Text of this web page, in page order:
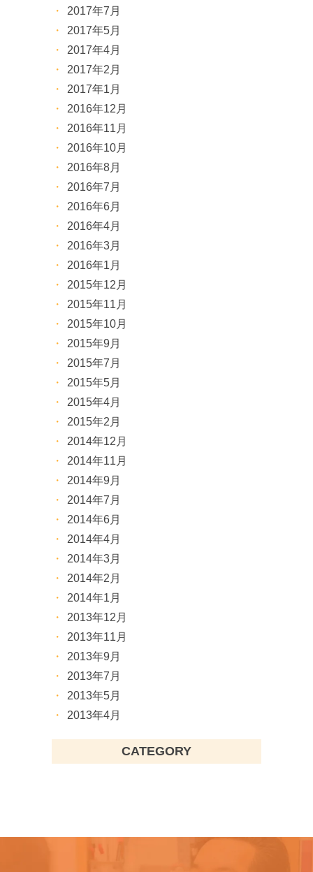
2017年7月
2017年5月
2017年4月
2017年2月
2017年1月
2016年12月
2016年11月
2016年10月
2016年8月
2016年7月
2016年6月
2016年4月
2016年3月
2016年1月
2015年12月
2015年11月
2015年10月
2015年9月
2015年7月
2015年5月
2015年4月
2015年2月
2014年12月
2014年11月
2014年9月
2014年7月
2014年6月
2014年4月
2014年3月
2014年2月
2014年1月
2013年12月
2013年11月
2013年9月
2013年7月
2013年5月
2013年4月
CATEGORY